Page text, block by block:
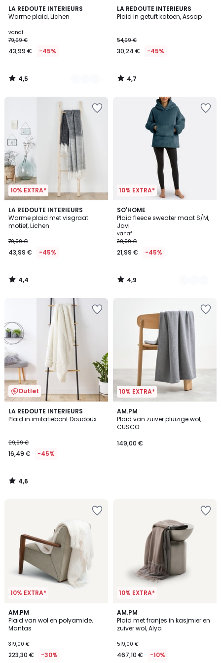
LA REDOUTE INTERIEURS
Warme plaid, Lichen
vanaf
79,99 €
43,99 € -45%
4,5
/ 5
5
Kleuren
4,5
/
LA REDOUTE INTERIEURS
Plaid in getuft katoen, Assap
54,99 €
30,24 € -45%
4,7
/ 5
4,7
/
10% EXTRA*
LA REDOUTE INTERIEURS
Warme plaid met visgraat
motief, Lichen
79,99 €
43,99 € -45%
4,4
/ 5
4,4
/
10% EXTRA*
SO'HOME
Plaid fleece sweater maat S/M,
Javi
vanaf
39,99 €
21,99 € -45%
4,9
/ 5
9
Kleuren
4,9
/
Outlet
LA REDOUTE INTERIEURS
Plaid in imitatiebont Doudoux
29,99 €
16,49 € -45%
4,6
/ 5
4,6
/
10% EXTRA*
AM.PM
Plaid van zuiver pluizige wol,
CUSCO
149,00 €
10% EXTRA*
AM.PM
Plaid van wol en polyamide,
Mantas
319,00 €
223,30 € -30%
10% EXTRA*
AM.PM
Plaid met franjes in kasjmier en
zuiver wol, Alya
519,00 €
467,10 € -10%